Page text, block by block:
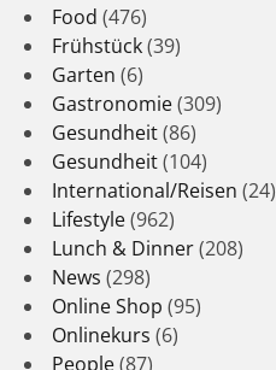
Food (476)
Frühstück(39)
Garten (6)
Gastronomie(309)
Gesundheit(86)
Gesundheit(104)
International/Reisen (24)
Lifestyle(962)
Lunch & Dinner(208)
News (298)
Online Shop (95)
Onlinekurs (6)
People(87)